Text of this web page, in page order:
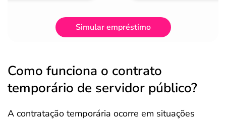
Simular empréstimo
Como funciona o contrato
temporário de servidor público?
A contratação temporária ocorre em situações